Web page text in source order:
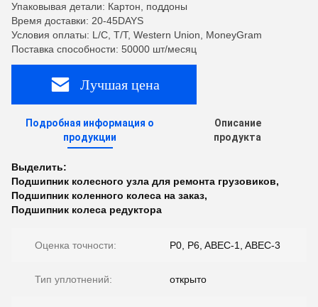
Упаковывая детали: Картон, поддоны
Время доставки: 20-45DAYS
Условия оплаты: L/C, T/T, Western Union, MoneyGram
Поставка способности: 50000 шт/месяц
Лучшая цена
Подробная информация о
продукции
Описание
продукта
Выделить:
Подшипник колесного узла для ремонта грузовиков,
Подшипник коленного колеса на заказ,
Подшипник колеса редуктора
Оценка точности: P0, P6, ABEC-1, ABEC-3
Тип уплотнений: открыто